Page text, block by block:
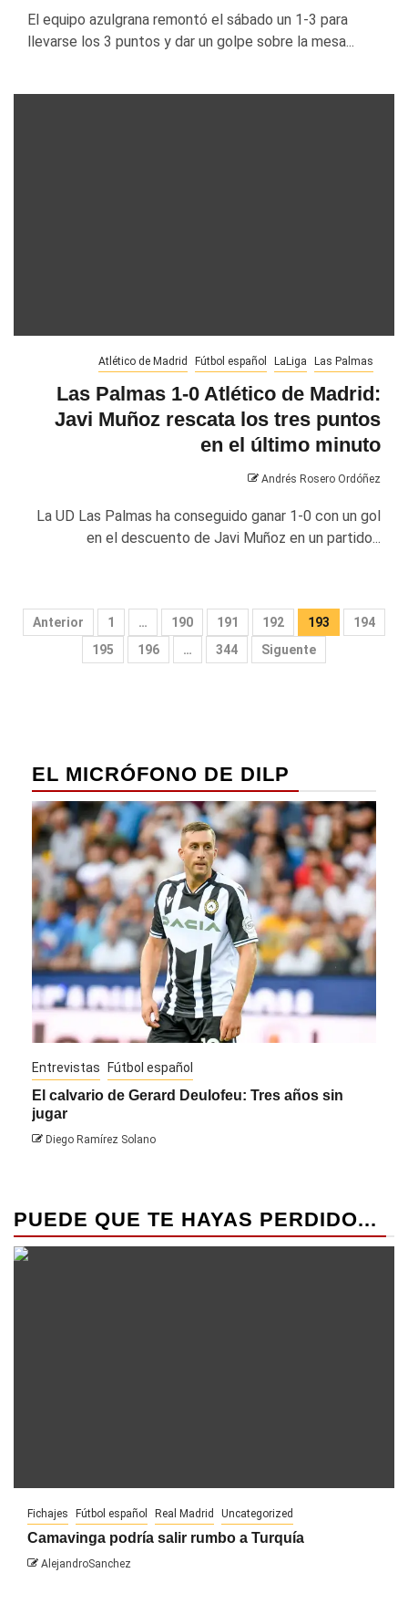
El equipo azulgrana remontó el sábado un 1-3 para
llevarse los 3 puntos y dar un golpe sobre la mesa...
Atlético de Madrid Fútbol español LaLiga Las Palmas
Las Palmas 1-0 Atlético de Madrid:
Javi Muñoz rescata los tres puntos
en el último minuto
Andrés Rosero Ordóñez
La UD Las Palmas ha conseguido ganar 1-0 con un gol
en el descuento de Javi Muñoz en un partido...
Paginación
Anterior 1 … 190 191 192 193
194
195
196 … 344 Siguente
EL MICRÓFONO DE DILP
Entrevistas Fútbol español
El calvario de Gerard Deulofeu: Tres años sin
jugar
Diego Ramírez Solano
PUEDE QUE TE HAYAS PERDIDO...
Fichajes Fútbol español Real Madrid Uncategorized
Camavinga podría salir rumbo a Turquía
AlejandroSanchez